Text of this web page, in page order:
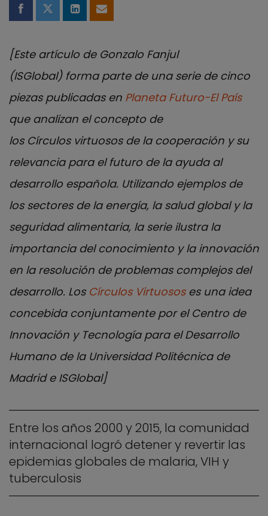
Compartir en Facebook
Compartir en Twitter
Compartir en LinkedIn
Compartir por email
[Este artículo de Gonzalo Fanjul
(ISGlobal) forma parte de una serie de cinco
piezas publicadas en Planeta Futuro-El País
que analizan el concepto de
los Círculos virtuosos de la cooperación y su
relevancia para el futuro de la ayuda al
desarrollo española. Utilizando ejemplos de
los sectores de la energía, la salud global y la
seguridad alimentaria, la serie ilustra la
importancia del conocimiento y la innovación
en la resolución de problemas complejos del
desarrollo. Los Círculos Virtuososes una idea
concebida conjuntamente por el Centro de
Innovación y Tecnología para el Desarrollo
Humano de la Universidad Politécnica de
Madrid e ISGlobal]
Entre los años 2000 y 2015, la comunidad
internacional logró detener y revertir las
epidemias globales de malaria, VIH y
tuberculosis